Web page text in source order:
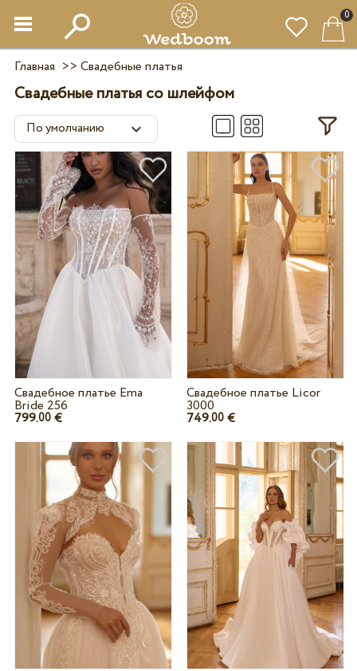
0
Главная >> Свадебные платья
Свадебные платья со шлейфом
Свадебное платье Ema
Bride 256
799.00€
Свадебное платье Licor
3000
749.00 €